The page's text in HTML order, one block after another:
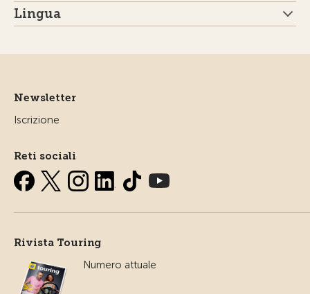
Lingua
Newsletter
Iscrizione
Reti sociali
Rivista Touring
Numero attuale